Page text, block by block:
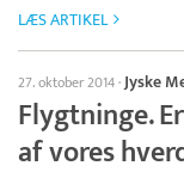
LÆS ARTIKEL
27. oktober 2014·Jyske
Flygtninge.
af vores